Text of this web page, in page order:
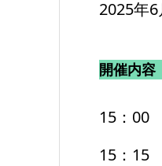
2025年
開催内容
15：00
15：15